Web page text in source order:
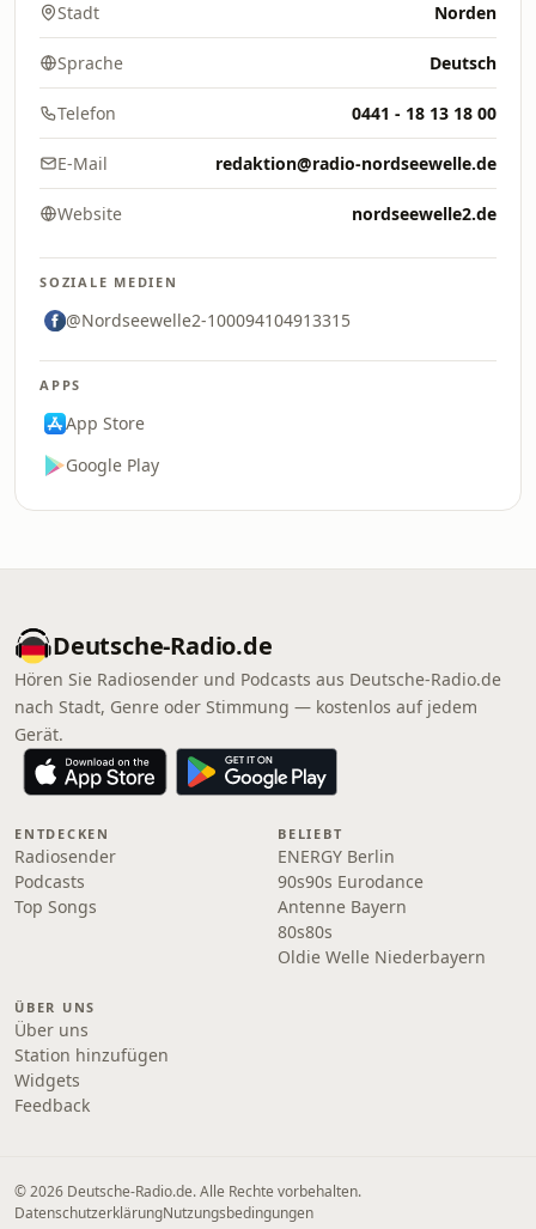
Stadt Norden
Sprache Deutsch
Telefon 0441 - 18 13 18 00
E-Mail redaktion@radio-nordseewelle.de
Website nordseewelle2.de
SOZIALE MEDIEN
@Nordseewelle2-100094104913315
APPS
App Store
Google Play
Deutsche-Radio.de
Hören Sie Radiosender und Podcasts aus Deutsche-Radio.de
nach Stadt, Genre oder Stimmung — kostenlos auf jedem
Gerät.
ENTDECKEN
Radiosender
Podcasts
Top Songs
BELIEBT
ENERGY Berlin
90s90s Eurodance
Antenne Bayern
80s80s
Oldie Welle Niederbayern
ÜBER UNS
Über uns
Station hinzufügen
Widgets
Feedback
© 2026 Deutsche-Radio.de. Alle Rechte vorbehalten.
DatenschutzerklärungNutzungsbedingungen